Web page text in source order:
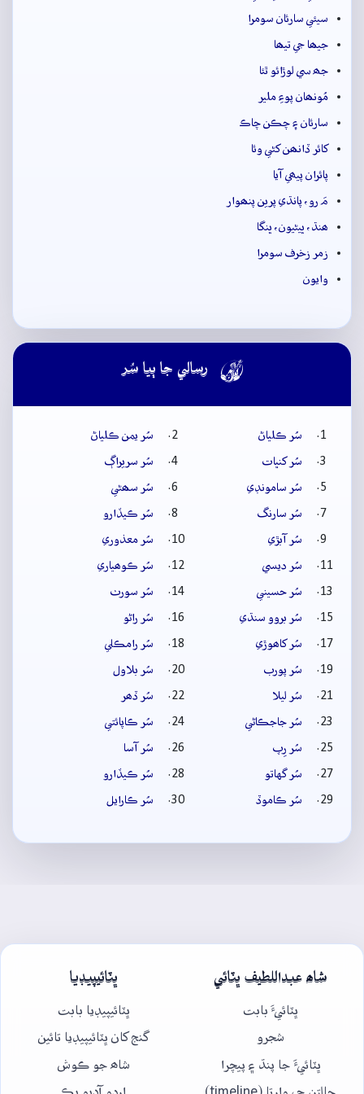
سيئي سارئان سومرا
جيھا جي تيھا
جھ سي لوڙائو ٿئا
مُونھان پوءِ ملير
سارئان ۽ چڪن چاڪ
کائر ڏانھن کڻي وئا
پائران پيھي آيا
مَ رو، پانڌي پرين پنھوار
ھنڌ، ڀيڻيون، ڀنگا
زمر زخرف سومرا
وايون
 رسالي جا ٻيا سُر
سُر ڪلياڻ
سُر يمن ڪلياڻ
سُر کنڀات
سُر سريراڳ
سُر سامونڊي
سُر سھڻي
سُر سارنگ
سُر ڪيڏارو
سُر آبڙي
سُر معذوري
سُر ديسي
سُر ڪوھياري
سُر حسيني
سُر سورٺ
سُر بروو سنڌي
سُر راڻو
سُر کاھوڙي
سُر رامڪلي
سُر پورب
سُر بلاول
سُر ليلا
سُر ڏھر
سُر جاجڪاڻي
سُر ڪاپائتي
سُر رِپ
سُر آسا
سُر گهاتو
سُر ڪيڏارو
سُر ڪاموڏ
سُر ڪارايل
شاھ عبداللطيف ڀٽائي
ڀٽائيءَ بابت
شجرو
ڀٽائيءَ جا پنڌ ۽ پيچرا
ڀٽائيپيڊيا
ڀٽائيپيڊيا بابت
گنج کان ڀٽائيپيڊيا تائين
شاھ جو ڪوش